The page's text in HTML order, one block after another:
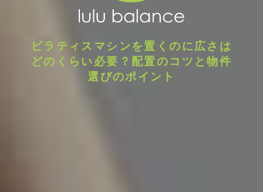
ピラティスマシンを置くのに広さは
どのくらい必要？配置のコツと物件
選びのポイント